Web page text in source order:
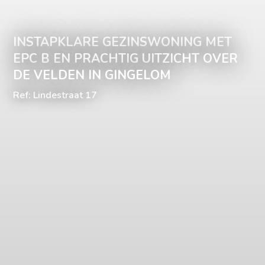
INSTAPKLARE GEZINSWONING MET
EPC B EN PRACHTIG UITZICHT OVER
DE VELDEN IN GINGELOM
Ref: Lindestraat 17